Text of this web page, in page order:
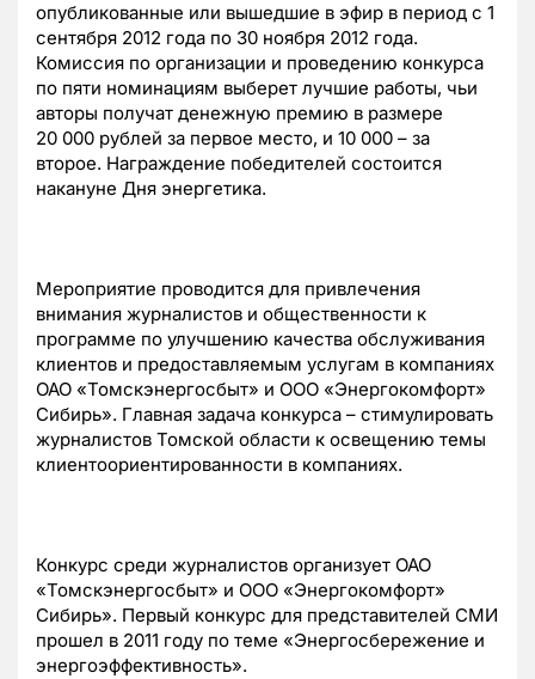
опубликованные или вышедшие в эфир в период с 1
сентября 2012 года по 30 ноября 2012 года.
Комиссия по организации и проведению конкурса
по пяти номинациям выберет лучшие работы, чьи
авторы получат денежную премию в размере
20 000 рублей за первое место, и 10 000 – за
второе. Награждение победителей состоится
накануне Дня энергетика.
Мероприятие проводится для привлечения
внимания журналистов и общественности к
программе по улучшению качества обслуживания
клиентов и предоставляемым услугам в компаниях
ОАО «Томскэнергосбыт» и ООО «Энергокомфорт»
Сибирь». Главная задача конкурса – стимулировать
журналистов Томской области к освещению темы
клиентоориентированности в компаниях.
Конкурс среди журналистов организует ОАО
«Томскэнергосбыт» и ООО «Энергокомфорт»
Сибирь». Первый конкурс для представителей СМИ
прошел в 2011 году по теме «Энергосбережение и
энергоэффективность».